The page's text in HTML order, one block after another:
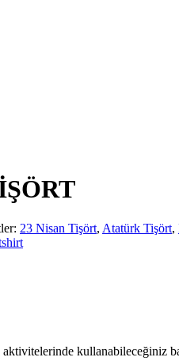
23 Nisan Tişört, Atatürk Tişört,
kullanabileceğiniz